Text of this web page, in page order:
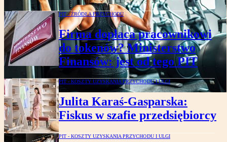
PIT - ŹRÓDŁA PRZYCHODU
Firma dopłaca pracownikowi
do tokenów? Ministerstwo
Finansów: jest od tego PIT
PIT - KOSZTY UZYSKANIA PRZYCHODU I ULGI
Julita Karaś-Gasparska:
Fiskus w szafie przedsiębiorcy
PIT - KOSZTY UZYSKANIA PRZYCHODU I ULGI